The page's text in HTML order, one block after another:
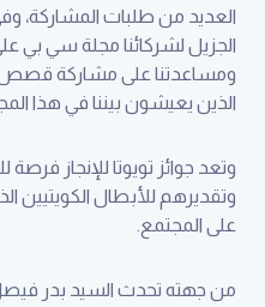
العديد من طلبات المشاركة،
الجزيل لشركائنا مجلة سي بي
ومساعدتنا على مشاركة قصص
الذين يعيشون بيننا في هذا
وتعد جوائز تويوتا للإنجاز
وتقديرهم للأبطال الكويتيين
على المجتمع.
من جهته تحدث السيد بدر